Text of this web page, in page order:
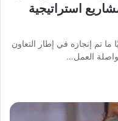
استراتيجية
ما تم إنجازه في إطار التعاون
العمل…